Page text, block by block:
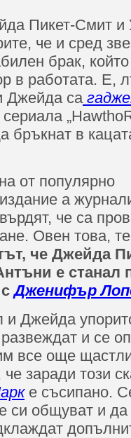
Пикет-Смит
че и сред
брак,
в работата. Е,
Джейда са
бръкнат в
от популярно
а
че са
Овен това,
че Джейда
е станал
сДженифър
Джейда
и се
все още
заради този
е съсипано.
си общуват и да